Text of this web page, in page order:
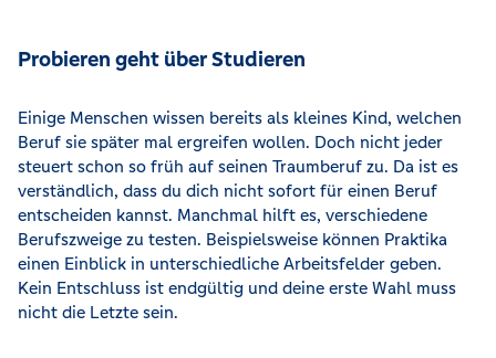
Probieren geht über Studieren
Einige Menschen wissen bereits als kleines Kind, welchen
Beruf sie später mal ergreifen wollen. Doch nicht jeder
steuert schon so früh auf seinen Traumberuf zu. Da ist es
verständlich, dass du dich nicht sofort für einen Beruf
entscheiden kannst. Manchmal hilft es, verschiedene
Berufszweige zu testen. Beispielsweise können Praktika
einen Einblick in unterschiedliche Arbeitsfelder geben.
Kein Entschluss ist endgültig und deine erste Wahl muss
nicht die Letzte sein.